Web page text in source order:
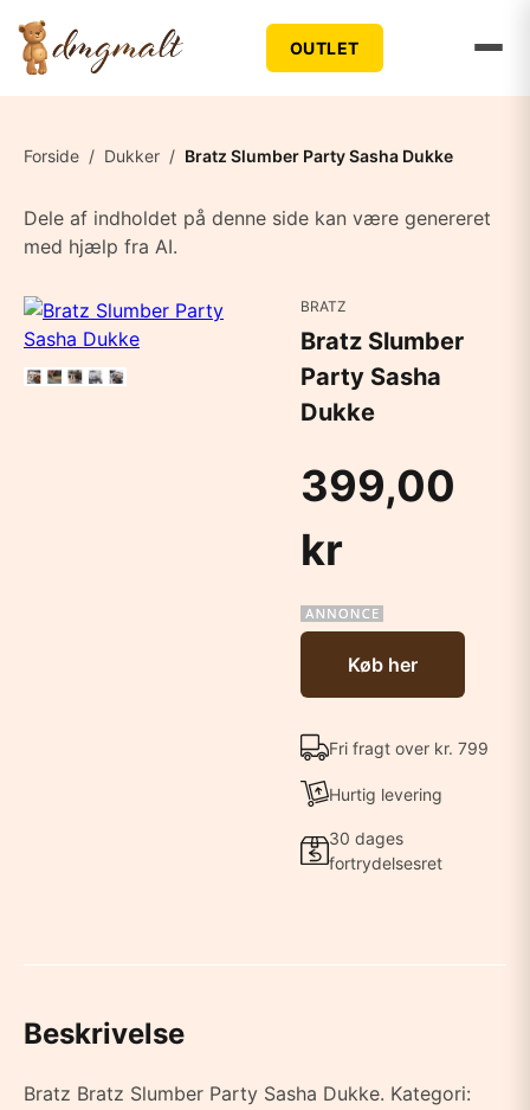
OUTLET
Forside / Dukker / Bratz Slumber Party Sasha Dukke
Dele af indholdet på denne side kan være genereret
med hjælp fra AI.
BRATZ
Bratz Slumber
Party Sasha
Dukke
399,00
kr
Køb her
Fri fragt over kr. 799
Hurtig levering
30 dages
fortrydelsesret
Beskrivelse
Bratz Bratz Slumber Party Sasha Dukke. Kategori: